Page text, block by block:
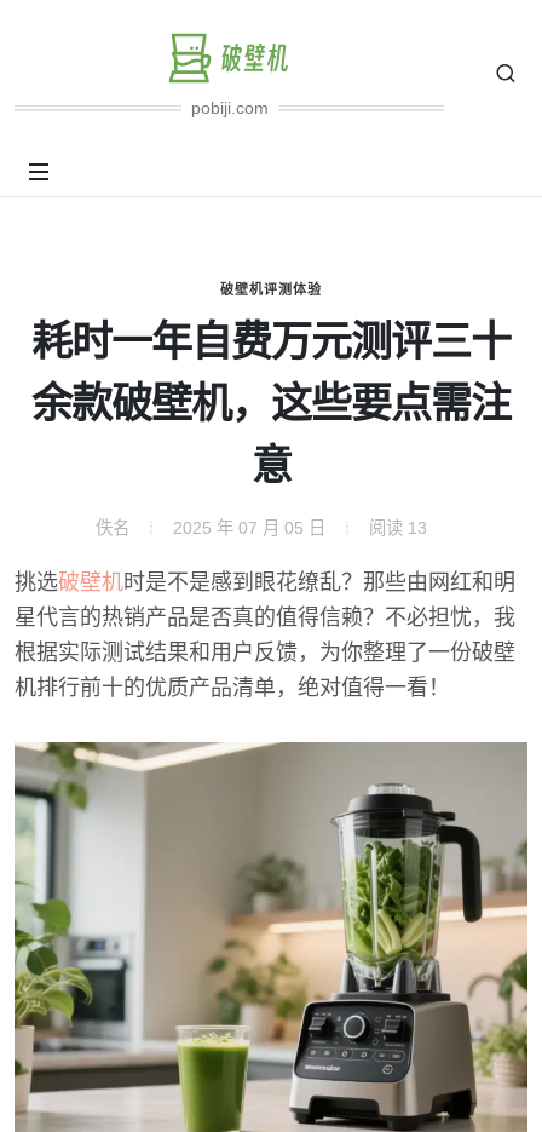
pobiji.com
破壁机评测体验
耗时一年自费万元测评三十
余款破壁机，这些要点需注
意
佚名 2025 年 07 月 05 日 阅读 13
挑选破壁机时是不是感到眼花缭乱？那些由网红和明
星代言的热销产品是否真的值得信赖？不必担忧，我
根据实际测试结果和用户反馈，为你整理了一份破壁
机排行前十的优质产品清单，绝对值得一看！